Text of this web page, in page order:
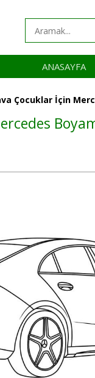
ANASAYFA
Çocuklar İçin